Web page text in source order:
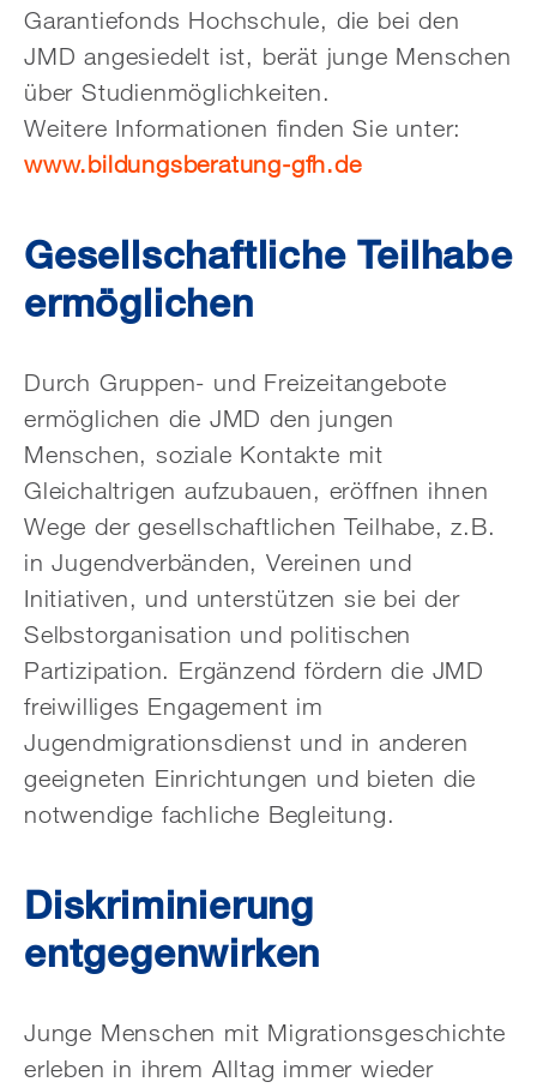
Garantiefonds Hochschule, die bei den
JMD angesiedelt ist, berät junge Menschen
über Studienmöglichkeiten.
Weitere Informationen finden Sie unter:
www.bildungsberatung-gfh.de
Gesellschaftliche Teilhabe
ermöglichen
Durch Gruppen- und Freizeitangebote
ermöglichen die JMD den jungen
Menschen, soziale Kontakte mit
Gleichaltrigen aufzubauen, eröffnen ihnen
Wege der gesellschaftlichen Teilhabe, z.B.
in Jugend­verbänden, Vereinen und
Initiativen, und unterstützen sie bei der
Selbst­organisation und politischen
Partizipation. Ergänzend fördern die JMD
freiwilliges Engagement im
Jugendmigrationsdienst und in anderen
geeigneten Einrichtungen und bieten die
not­wendige fachliche Begleitung.
Diskriminierung
entgegenwirken
Junge Menschen mit Migrationsgeschichte
erleben in ihrem Alltag immer wieder